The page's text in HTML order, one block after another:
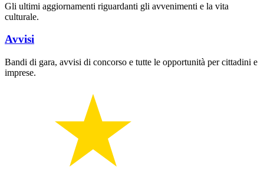
Gli ultimi aggiornamenti riguardanti gli avvenimenti e la vita
culturale.
Avvisi
Bandi di gara, avvisi di concorso e tutte le opportunità per cittadini e
imprese.